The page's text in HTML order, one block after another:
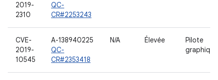
2019-
2310
QC-
CR#2253243
CVE-
2019-
10545
A-138940225
QC-
CR#2353418
N/A Élevée
Pilote
graphique